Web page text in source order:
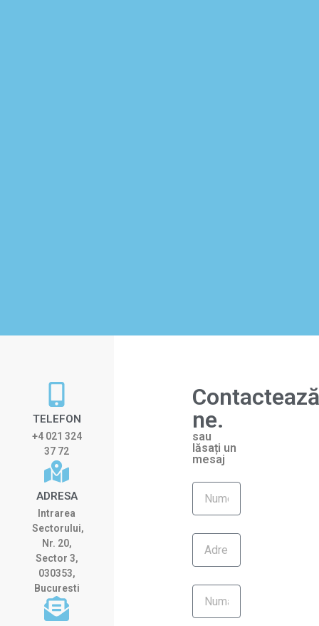
TELEFON
+4 021 324
37 72
ADRESA
Intrarea
Sectorului,
Nr. 20,
Sector 3,
030353,
Bucuresti
ne.
sau
lăsați un
mesaj